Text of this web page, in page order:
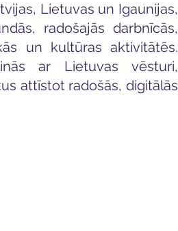
Lietuvas un Igaunijas,
radošajās darbnīcās,
un kultūras aktivitātēs.
ar Lietuvas vēsturi,
attīstot radošās, digitālās